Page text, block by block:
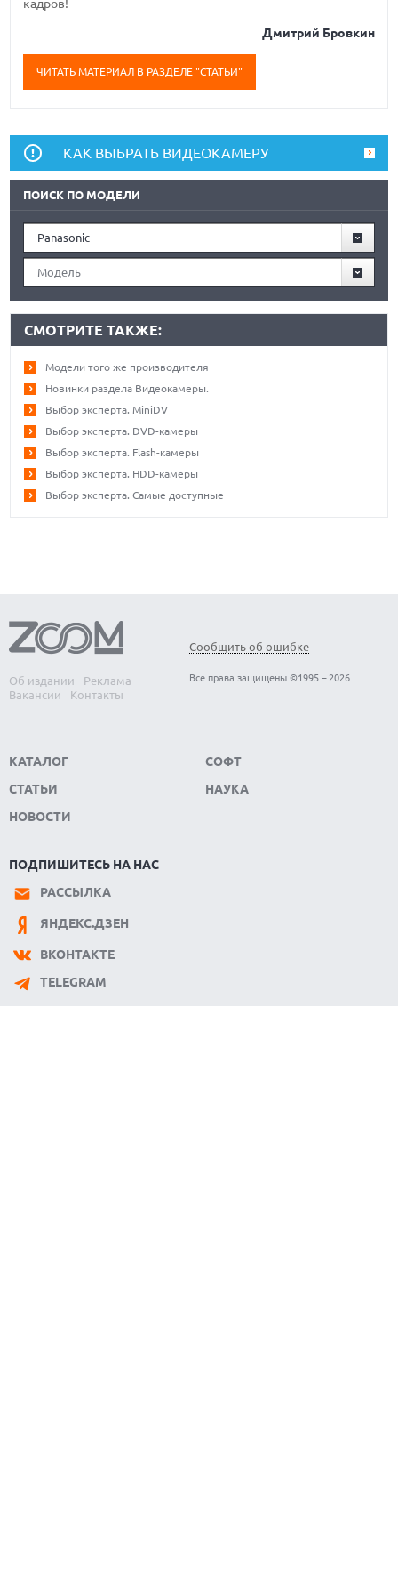
кадров!
Дмитрий Бровкин
ЧИТАТЬ МАТЕРИАЛ В РАЗДЕЛЕ "СТАТЬИ"
КАК ВЫБРАТЬ ВИДЕОКАМЕРУ
ПОИСК ПО МОДЕЛИ
Panasonic
Модель
СМОТРИТЕ ТАКЖЕ:
Модели того же производителя
Новинки раздела Видеокамеры.
Выбор эксперта. MiniDV
Выбор эксперта. DVD-камеры
Выбор эксперта. Flash-камеры
Выбор эксперта. HDD-камеры
Выбор эксперта. Самые доступные
Об издании
Реклама
Вакансии
Контакты
Сообщить об ошибке
Все права защищены ©1995 – 2026
КАТАЛОГ
СТАТЬИ
НОВОСТИ
СОФТ
НАУКА
ПОДПИШИТЕСЬ НА НАС
РАССЫЛКА
ЯНДЕКС.ДЗЕН
ВКОНТАКТЕ
TELEGRAM